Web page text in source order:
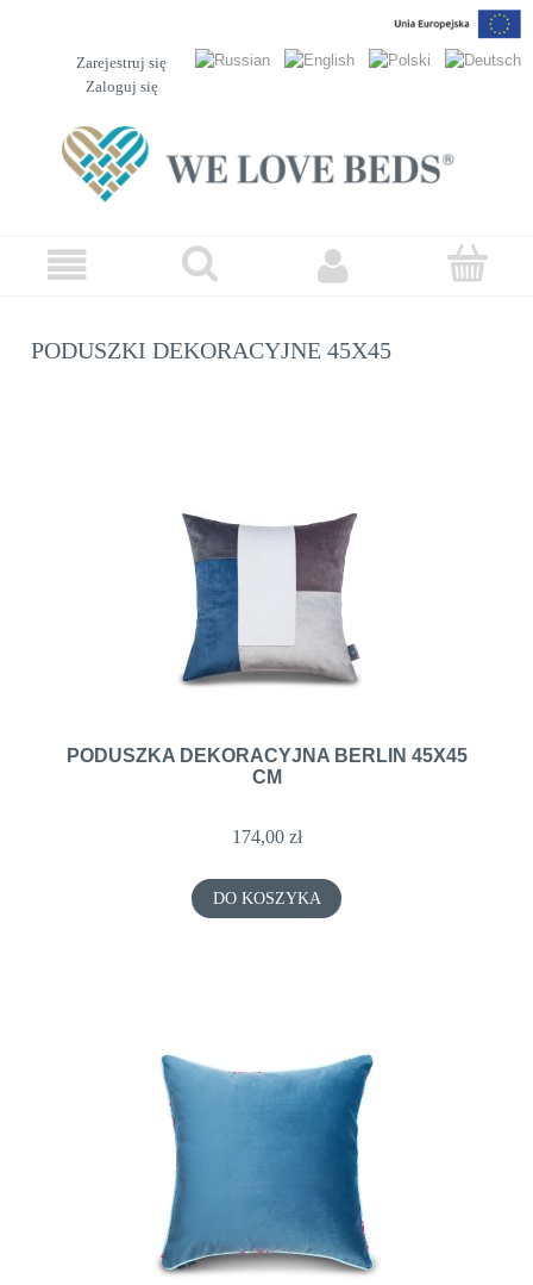
Zarejestruj się
Zaloguj się
PODUSZKI DEKORACYJNE 45X45
PODUSZKA DEKORACYJNA BERLIN 45X45
CM
174,00 zł
DO KOSZYKA